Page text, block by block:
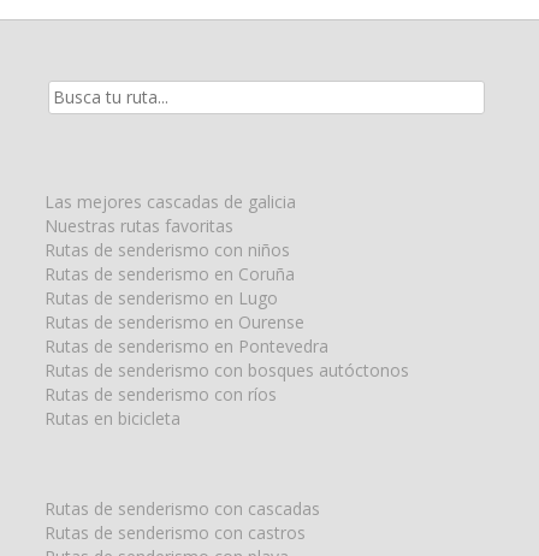
Resultados
Las mejores cascadas de galicia
Nuestras rutas favoritas
Rutas de senderismo con niños
Rutas de senderismo en Coruña
Rutas de senderismo en Lugo
Rutas de senderismo en Ourense
Rutas de senderismo en Pontevedra
Rutas de senderismo con bosques autóctonos
Rutas de senderismo con ríos
Rutas en bicicleta
Rutas de senderismo con cascadas
Rutas de senderismo con castros